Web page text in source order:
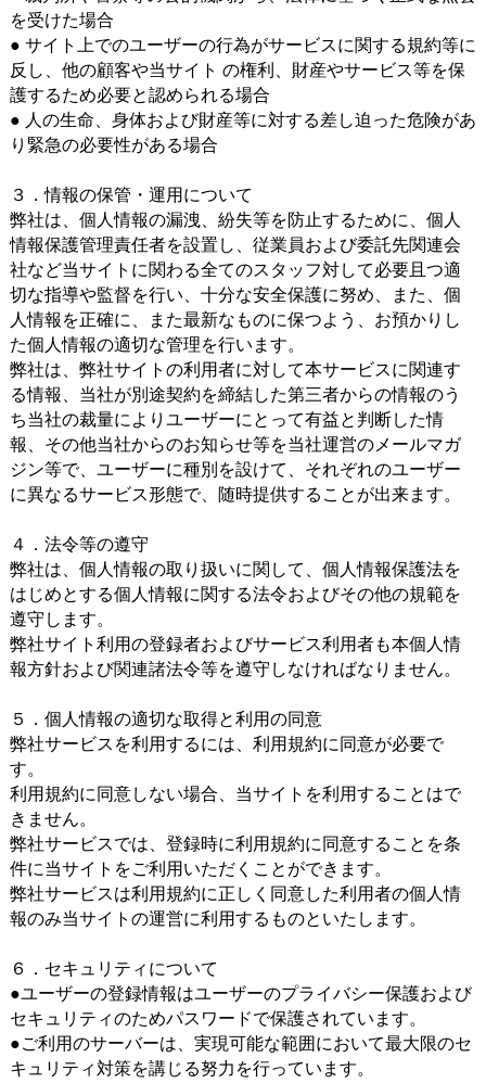
を受けた場合
● サイト上でのユーザーの行為がサービスに関する規約等に
反し、他の顧客や当サイト の権利、財産やサービス等を保
護するため必要と認められる場合
● 人の生命、身体および財産等に対する差し迫った危険があ
り緊急の必要性がある場合
３．情報の保管・運用について
弊社は、個人情報の漏洩、紛失等を防止するために、個人
情報保護管理責任者を設置し、従業員および委託先関連会
社など当サイトに関わる全てのスタッフ対して必要且つ適
切な指導や監督を行い、十分な安全保護に努め、また、個
人情報を正確に、また最新なものに保つよう、お預かりし
た個人情報の適切な管理を行います。
弊社は、弊社サイトの利用者に対して本サービスに関連す
る情報、当社が別途契約を締結した第三者からの情報のう
ち当社の裁量によりユーザーにとって有益と判断した情
報、その他当社からのお知らせ等を当社運営のメールマガ
ジン等で、ユーザーに種別を設けて、それぞれのユーザー
に異なるサービス形態で、随時提供することが出来ます。
４．法令等の遵守
弊社は、個人情報の取り扱いに関して、個人情報保護法を
はじめとする個人情報に関する法令およびその他の規範を
遵守します。
弊社サイト利用の登録者およびサービス利用者も本個人情
報方針および関連諸法令等を遵守しなければなりません。
５．個人情報の適切な取得と利用の同意
弊社サービスを利用するには、利用規約に同意が必要で
す。
利用規約に同意しない場合、当サイトを利用することはで
きません。
弊社サービスでは、登録時に利用規約に同意することを条
件に当サイトをご利用いただくことができます。
弊社サービスは利用規約に正しく同意した利用者の個人情
報のみ当サイトの運営に利用するものといたします。
６．セキュリティについて
●ユーザーの登録情報はユーザーのプライバシー保護および
セキュリティのためパスワードで保護されています。
●ご利用のサーバーは、実現可能な範囲において最大限のセ
キュリティ対策を講じる努力を行っています。